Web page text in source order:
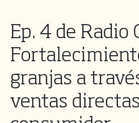
Ep. 4 de Radio
granjas a
ventas